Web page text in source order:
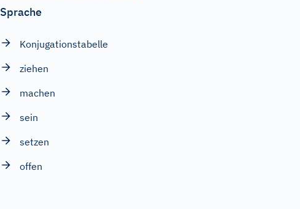
Sprache
Konjugationstabelle
ziehen
machen
sein
setzen
offen